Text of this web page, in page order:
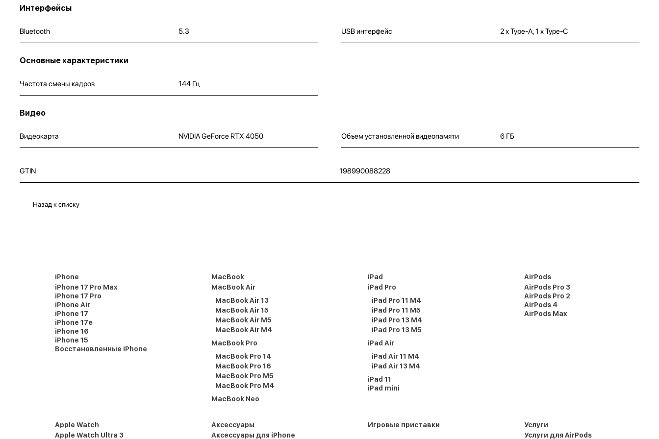
Интерфейсы
Bluetooth 5.3 USB интерфейс 2 x Type-A, 1 x Type-C
Основные характеристики
Частота смены кадров 144 Гц
Видео
Видеокарта NVIDIA GeForce RTX 4050 Объем установленной видеопамяти 6 ГБ
GTIN 198990088228
Назад к списку
iPhone
iPhone 17 Pro Max
iPhone 17 Pro
iPhone Air
iPhone 17
iPhone 17e
iPhone 16
iPhone 15
Восстановленные iPhone
MacBook
MacBook Air
MacBook Air 13
MacBook Air 15
MacBook Air M5
MacBook Air M4
MacBook Pro
MacBook Pro 14
MacBook Pro 16
MacBook Pro M5
MacBook Pro M4
MacBook Neo
iPad
iPad Pro
iPad Pro 11 M4
iPad Pro 11 M5
iPad Pro 13 M4
iPad Pro 13 M5
iPad Air
iPad Air 11 M4
iPad Air 13 M4
iPad 11
iPad mini
AirPods
AirPods Pro 3
AirPods Pro 2
AirPods 4
AirPods Max
Apple Watch
Apple Watch Ultra 3
Аксессуары
Аксессуары для iPhone
Игровые приставки
Услуги
Услуги для AirPods